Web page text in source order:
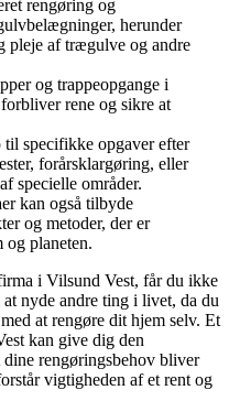
rengøring og
herunder
pleje af trægulve og andre
og trappeopgange i
rene og sikre at
specifikke opgaver efter
forårsklargøring, eller
specielle områder.
kan også tilbyde
og metoder, der er
og planeten.
i Vilsund Vest, får du ikke
nyde andre ting i livet, da du
at rengøre dit hjem selv. Et
kan give dig den
rengøringsbehov bliver
vigtigheden af et rent og